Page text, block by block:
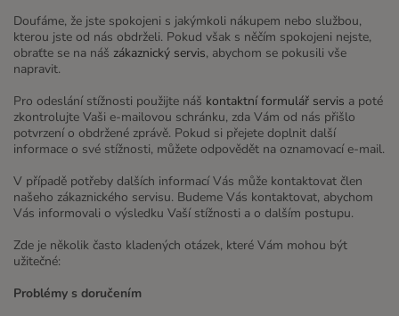
Doufáme, že jste spokojeni s jakýmkoli nákupem nebo službou,
kterou jste od nás obdrželi. Pokud však s něčím spokojeni nejste,
obraťte se na náš zákaznický servis, abychom se pokusili vše
napravit.
Pro odeslání stížnosti použijte náš kontaktní formulář servis a poté
zkontrolujte Vaši e-mailovou schránku, zda Vám od nás přišlo
potvrzení o obdržené zprávě. Pokud si přejete doplnit další
informace o své stížnosti, můžete odpovědět na oznamovací e-mail.
V případě potřeby dalších informací Vás může kontaktovat člen
našeho zákaznického servisu. Budeme Vás kontaktovat, abychom
Vás informovali o výsledku Vaší stížnosti a o dalším postupu.
Zde je několik často kladených otázek, které Vám mohou být
užitečné:
Problémy s doručením